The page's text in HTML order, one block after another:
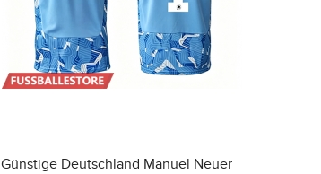
Günstige Deutschland Manuel Neuer